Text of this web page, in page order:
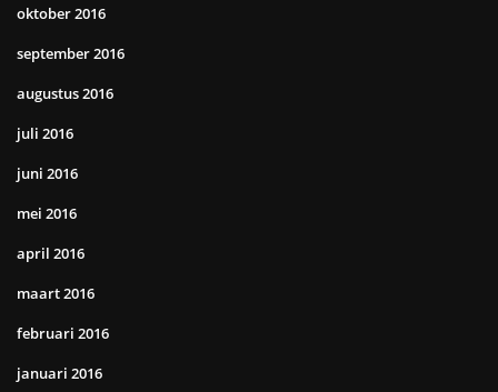
oktober 2016
september 2016
augustus 2016
juli 2016
juni 2016
mei 2016
april 2016
maart 2016
februari 2016
januari 2016